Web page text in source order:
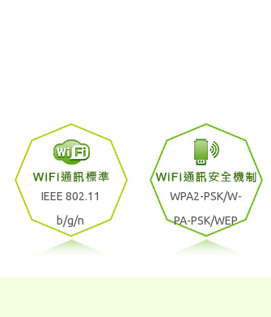
IEEE 802.11
b/g/n
WPA2-PSK/W-
PA-PSK/WEP